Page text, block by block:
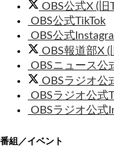
OBS公式X (旧
OBS公式TikTok
OBS公式
OBS報道部X
OBSニュース公
OBSラジオ公
OBSラジオ公式
OBSラジオ公式
番組／イベント